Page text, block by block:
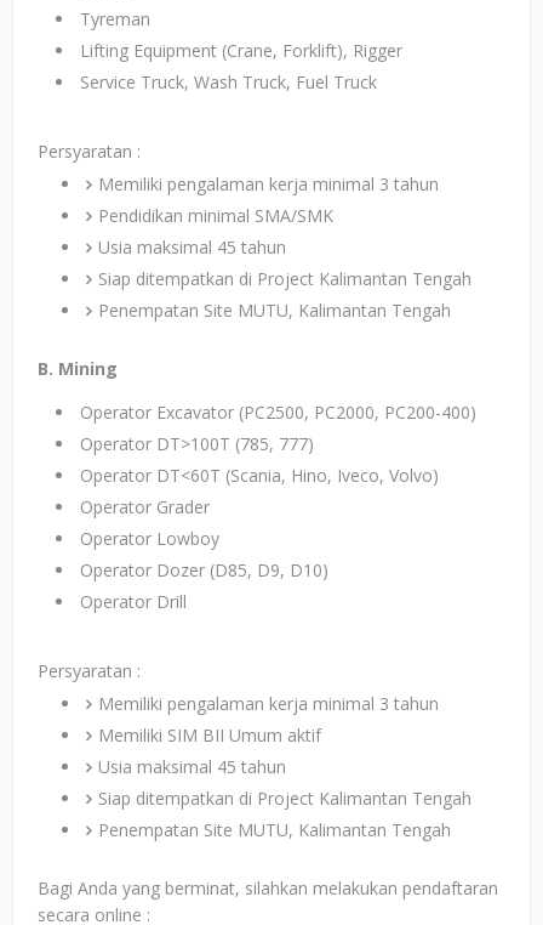
Tyreman
Lifting Equipment (Crane, Forklift), Rigger
Service Truck, Wash Truck, Fuel Truck
Persyaratan :
Memiliki pengalaman kerja minimal 3 tahun
Pendidikan minimal SMA/SMK
Usia maksimal 45 tahun
Siap ditempatkan di Project Kalimantan Tengah
Penempatan Site MUTU, Kalimantan Tengah
B. Mining
Operator Excavator (PC2500, PC2000, PC200-400)
Operator DT>100T (785, 777)
Operator DT<60T (Scania, Hino, Iveco, Volvo)
Operator Grader
Operator Lowboy
Operator Dozer (D85, D9, D10)
Operator Drill
Persyaratan :
Memiliki pengalaman kerja minimal 3 tahun
Memiliki SIM BII Umum aktif
Usia maksimal 45 tahun
Siap ditempatkan di Project Kalimantan Tengah
Penempatan Site MUTU, Kalimantan Tengah
Bagi Anda yang berminat, silahkan melakukan pendaftaran
secara online :